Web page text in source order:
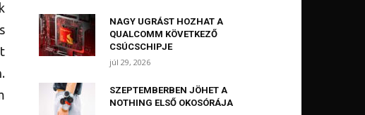
NAGY UGRÁST HOZHAT A
QUALCOMM KÖVETKEZŐ
CSÚCSCHIPJE
júl 29, 2026
SZEPTEMBERBEN JÖHET A
NOTHING ELSŐ OKOSÓRÁJA